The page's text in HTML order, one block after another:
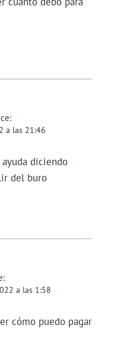
a las 21:46
diciendo
del buro
a las 1:58
cómo puedo pagar